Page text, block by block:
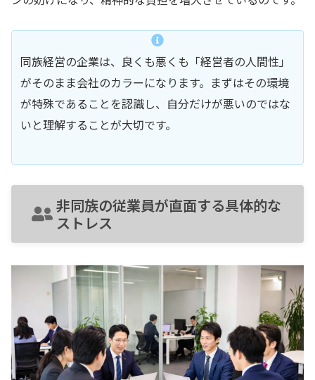
同族経営の企業は、良くも悪くも「経営者の人間性」
がそのまま会社のカラーになります。まずはその環境
が特殊であることを認識し、自分だけが悪いのではな
いと理解することが大切です。
非同族の従業員が直面する具体的な
ストレス